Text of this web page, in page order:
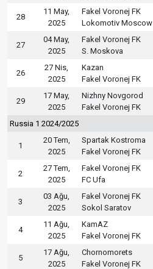
28
11 May,
2025
Fakel Voronej FK
Lokomotiv Moscow
27
04 May,
2025
Fakel Voronej FK
S. Moskova
26
27 Nis,
2025
Kazan
Fakel Voronej FK
29
17 May,
2025
Nizhny Novgorod
Fakel Voronej FK
Russia 1 2024/2025
1
20 Tem,
2025
Spartak Kostroma
Fakel Voronej FK
2
27 Tem,
2025
Fakel Voronej FK
FC Ufa
3
03 Ağu,
2025
Fakel Voronej FK
Sokol Saratov
4
11 Ağu,
2025
KamAZ
Fakel Voronej FK
5
17 Ağu,
2025
Chornomorets
Fakel Voronej FK